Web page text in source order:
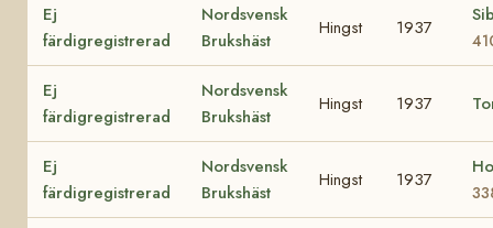
Ej
färdigregistrerad
Nordsvensk
Brukshäst
Hingst 1937
Ej
färdigregistrerad
Nordsvensk
Brukshäst
Hingst 1937
Ej
färdigregistrerad
Nordsvensk
Brukshäst
Hingst 1937